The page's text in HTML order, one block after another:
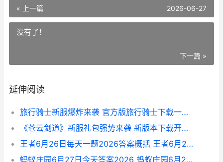
« 上一篇 2026-06-27
没有了！
下一篇 »
延伸阅读
旅行骑士新服爆炸来袭 官方版旅行骑士下载一起来了 骑士旅途服务端
《苍云剑道》新服礼包强势来袭 新版本下载开始 苍云剑法
王者6月26日每天一题2026答案概括 王者6月2日更新
蚂蚁庄园6月27日今天答案2026 蚂蚁庄园6月27日答案最新